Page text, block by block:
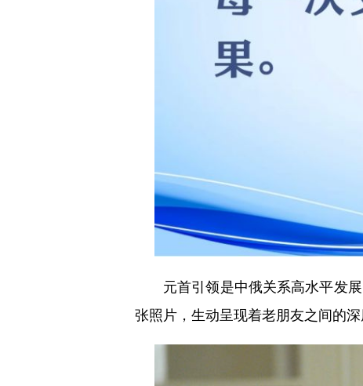
元首引领是中俄关系高水平发展
张照片，生动呈现着老朋友之间的深